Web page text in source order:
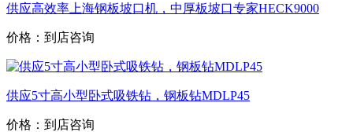
供应高效率上海钢板坡口机，中厚板坡口专家HECK9000
价格：到店咨询
供应5寸高小型卧式吸铁钻，钢板钻MDLP45
价格：到店咨询